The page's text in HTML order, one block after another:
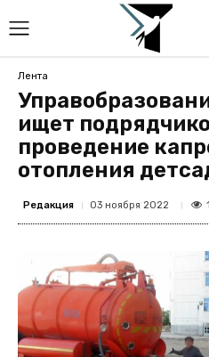
Лента
ищет
проведение
отопления
Редакция 03 ноября 2022